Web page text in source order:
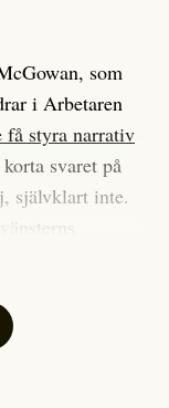
som
i Arbetaren
få styra narrativ
svaret på
självklart inte.
än att
fall fungerat för